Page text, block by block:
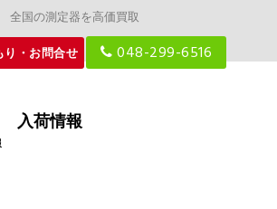
全国の測定器を高価買取
り・お問合せ
048-299-6516
入荷情報